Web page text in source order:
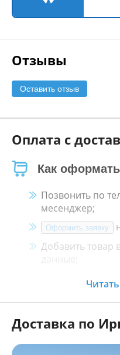
Отзывы
Оставить отзыв
Оплата с
Как оформать
Позвонить по
месенджер;
Оформить заявку
Добавить товар
данные;
Менеджер
Как оплатить:
Наличными,
Доставка по